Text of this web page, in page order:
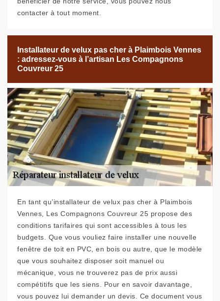
contacter à tout moment.
Installateur de velux pas cher à Plaimbois Vennes
: adressez-vous à l’artisan Les Compagnons
Couvreur 25
En tant qu’installateur de velux pas cher à Plaimbois
Vennes, Les Compagnons Couvreur 25 propose des
conditions tarifaires qui sont accessibles à tous les
budgets. Que vous vouliez faire installer une nouvelle
fenêtre de toit en PVC, en bois ou autre, que le modèle
que vous souhaitez disposer soit manuel ou
mécanique, vous ne trouverez pas de prix aussi
compétitifs que les siens. Pour en savoir davantage,
vous pouvez lui demander un devis. Ce document vous